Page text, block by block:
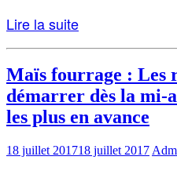
Lire la suite
Maïs fourrage : Les
démarrer dès la mi-
les plus en avance
18 juillet 201718 juillet 2017